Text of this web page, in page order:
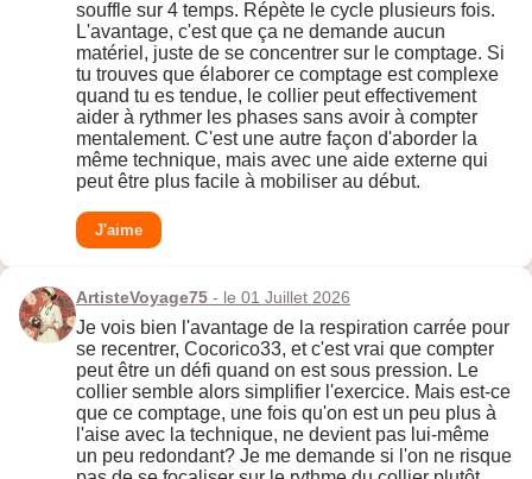
souffle sur 4 temps. Répète le cycle plusieurs fois.
L'avantage, c'est que ça ne demande aucun
matériel, juste de se concentrer sur le comptage. Si
tu trouves que élaborer ce comptage est complexe
quand tu es tendue, le collier peut effectivement
aider à rythmer les phases sans avoir à compter
mentalement. C'est une autre façon d'aborder la
même technique, mais avec une aide externe qui
peut être plus facile à mobiliser au début.
J'aime
ArtisteVoyage75 - le 01 Juillet 2026
Je vois bien l'avantage de la respiration carrée pour
se recentrer, Cocorico33, et c'est vrai que compter
peut être un défi quand on est sous pression. Le
collier semble alors simplifier l'exercice. Mais est-ce
que ce comptage, une fois qu'on est un peu plus à
l'aise avec la technique, ne devient pas lui-même
un peu redondant? Je me demande si l'on ne risque